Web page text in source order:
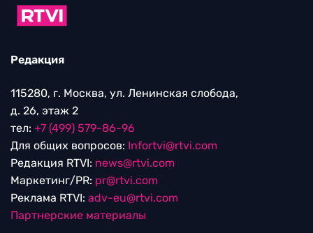
Редакция
115280, г. Москва, ул. Ленинская слобода,
д. 26, этаж 2
тел: +7 (499) 579-86-96
Для общих вопросов: Infortvi@rtvi.com
Редакция RTVI: news@rtvi.com
Маркетинг/PR: pr@rtvi.com
Реклама RTVI: adv-eu@rtvi.com
Партнерские материалы